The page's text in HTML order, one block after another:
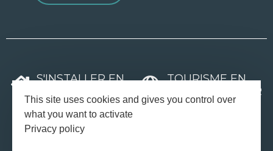
S'INSTALLER EN
TOURISME EN
CÔTES D'ARMOR
TOURISME
DE GROUPES
This site uses cookies and gives you control over
what you want to activate
Privacy policy